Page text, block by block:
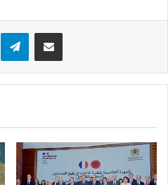
WhatsApp Telegram